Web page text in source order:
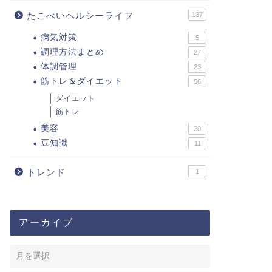
たこべいヘルシーライフ 137
病気対策 5
調理方法まとめ 27
体調管理 23
筋トレ＆ダイエット 56
ダイエット
筋トレ
美容 20
豆知識 11
トレンド 1
アーカイブ